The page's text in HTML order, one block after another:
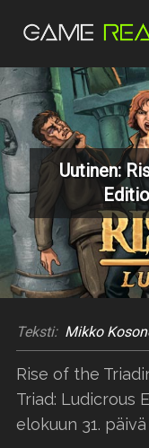
Uutinen:
Teksti: Mikko
Rise of the
Triad: Ludicrous
elokuun 31.